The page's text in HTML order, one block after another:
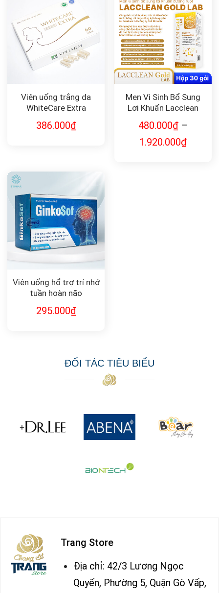
Viên uống trắng da
WhiteCare Extra
386.000₫
Men Vi Sinh Bổ Sung
Lợi Khuẩn Lacclean
480.000₫ –
1.920.000₫
Viên uống hổ trợ trí nhớ
tuần hoàn não
295.000₫
ĐỐI TÁC TIÊU BIỂU
Trang Store
Địa chỉ: 42/3 Lương Ngọc
Quyến, Phường 5, Quận Gò Vấp,